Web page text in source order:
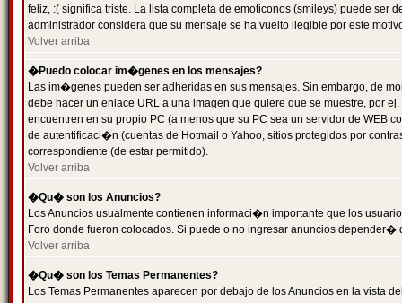
feliz, :( significa triste. La lista completa de emoticonos (smileys) puede
administrador considera que su mensaje se ha vuelto ilegible por este
Volver arriba
�Puedo colocar im�genes en los mensajes?
Las im�genes pueden ser adheridas en sus mensajes. Sin embargo, de
debe hacer un enlace URL a una imagen que quiere que se muestre, por
encuentren en su propio PC (a menos que su PC sea un servidor de
de autentificaci�n (cuentas de Hotmail o Yahoo, sitios protegidos por
correspondiente (de estar permitido).
Volver arriba
�Qu� son los Anuncios?
Los Anuncios usualmente contienen informaci�n importante que los
Foro donde fueron colocados. Si puede o no ingresar anuncios
Volver arriba
�Qu� son los Temas Permanentes?
Los Temas Permanentes aparecen por debajo de los Anuncios en la